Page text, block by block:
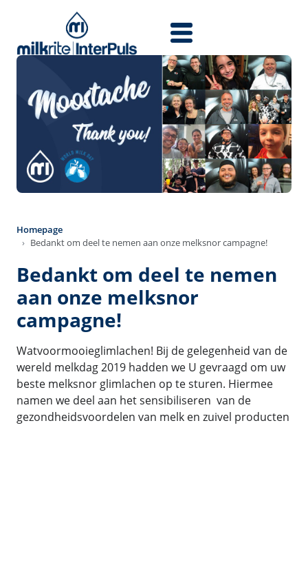
Homepage
Bedankt om deel te nemen aan onze melksnor campagne!
Bedankt om deel te nemen
aan onze melksnor
campagne!
Watvoormooieglimlachen! Bij de gelegenheid van de
wereld melkdag 2019 hadden we U gevraagd om uw
beste melksnor glimlachen op te sturen. Hiermee
namen we deel aan het sensibiliseren van de
gezondheidsvoordelen van melk en zuivel producten